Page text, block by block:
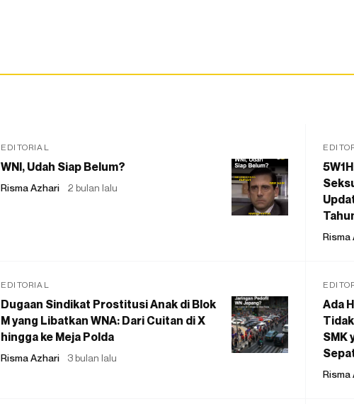
EDITORIAL
WNI, Udah Siap Belum?
Risma Azhari 2 bulan lalu
Risma
EDITORIAL
Dugaan Sindikat Prostitusi Anak di Blok
M yang Libatkan WNA: Dari Cuitan di X
hingga ke Meja Polda
Risma Azhari 3 bulan lalu
Ada
SMK
Risma